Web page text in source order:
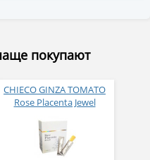
покупают
CHIECO GINZA TOMATO
Rose Placenta Jewel
в желе № 30